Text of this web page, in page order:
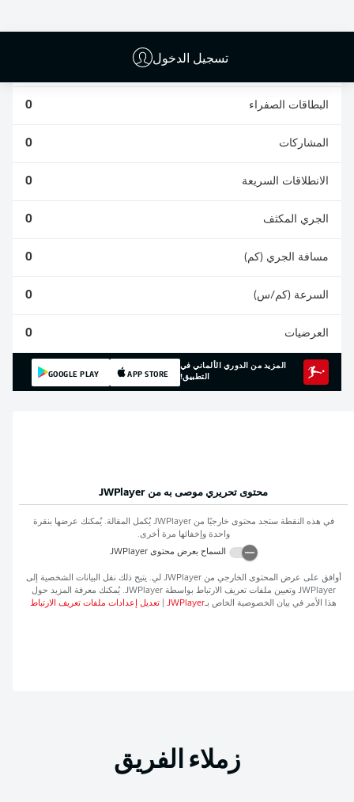
تسجيل الدخول
البطاقات الصفراء 0
المشاركات 0
الانطلاقات السريعة 0
الجري المكثف 0
مسافة الجري (كم) 0
السرعة (كم/س) 0
العرضيات 0
المزيد من الدوري الألماني في
التطبيق!
APP STORE
GOOGLE PLAY
محتوى تحريري موصى به من JWPlayer
في هذه النقطة ستجد محتوى خارجيًا منJWPlayer يُكمل المقالة. يُمكنك عرضها بنقرة
واحدة وإخفائها مرة أخرى.
السماح بعرض محتوىJWPlayer
أوافق على عرض المحتوى الخارجي منJWPlayer لي. يتيح ذلك نقل البيانات الشخصية إلى
JWPlayer وتعيين ملفات تعريف الارتباط بواسطةJWPlayer. يُمكنك معرفة المزيد حول
هذا الأمر في بيان الخصوصية الخاص بـJWPlayer تعديل إعدادات ملفات تعريف الارتباط
زملاء الفريق